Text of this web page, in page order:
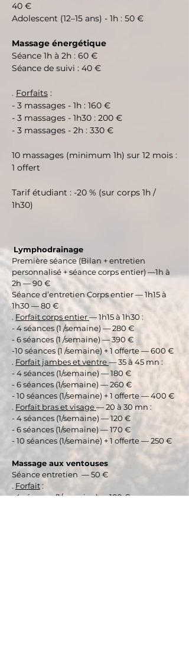
40 €
Adolescent (12–15 ans) - 1h : 50 €
Massage énergétique
Séance 1h à 2h : 60 €
Séance de suivi : 40 €
. Forfaits :
- 3 massages - 1h : 160 €
- 3 massages - 1h30 : 200 €
- 3 massages - 2h : 330 €
10 massages (minimum 1h) sur 12 mois :
1 offert
Tarif étudiant : -20 % (sur corps 1h /
1h30)
Lymphodrainage
Première séance (Bilan + entretien
personnalisé + séance corps entier) —1h à
2h — 90 €
Séance d’entretien Corps entier — 1h15 à
1h30 — 80 €​
. Forfait corps entier— 1h15 à 1h30 :
- 4 séances (1 /semaine) — 280 €
- 6 séances (1 /semaine) — 390 €
-10 séances (1 /semaine) + 1 offerte — 600 €
. Forfait jambes et ventre— 35 à 45 mn :
- 4 séances (1/semaine) — 180 €
- 6 séances (1/semaine) — 260 €
- 10 séances (1/semaine) + 1 offerte — 400 €
. Forfait bras et visage— 20 à 30 mn :
- 4 séances (1/semaine) — 120 €
- 6 séances (1/semaine) — 170 €
- 10 séances (1/semaine) + 1 offerte — 250 €
Massage aux ventouses
Séance entretien — 50 €
. Forfait:
. 4 séances (1/semaine) — 180 €